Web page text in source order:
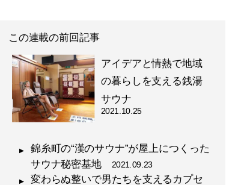
この連載の前回記事
アイデアと情熱で地域
の暮らしを支える銭湯
サウナ
2021.10.25
錦糸町の“漢のサウナ”が屋上につくった
サウナ秘密基地
2021.09.23
変わらぬ整いで男たちを支えるカプセ